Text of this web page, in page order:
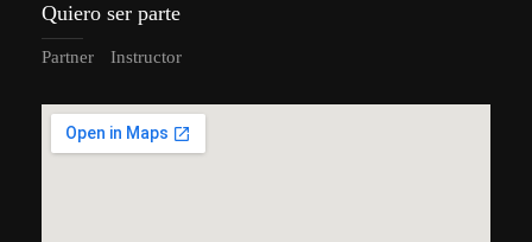
Quiero ser parte
Partner Instructor